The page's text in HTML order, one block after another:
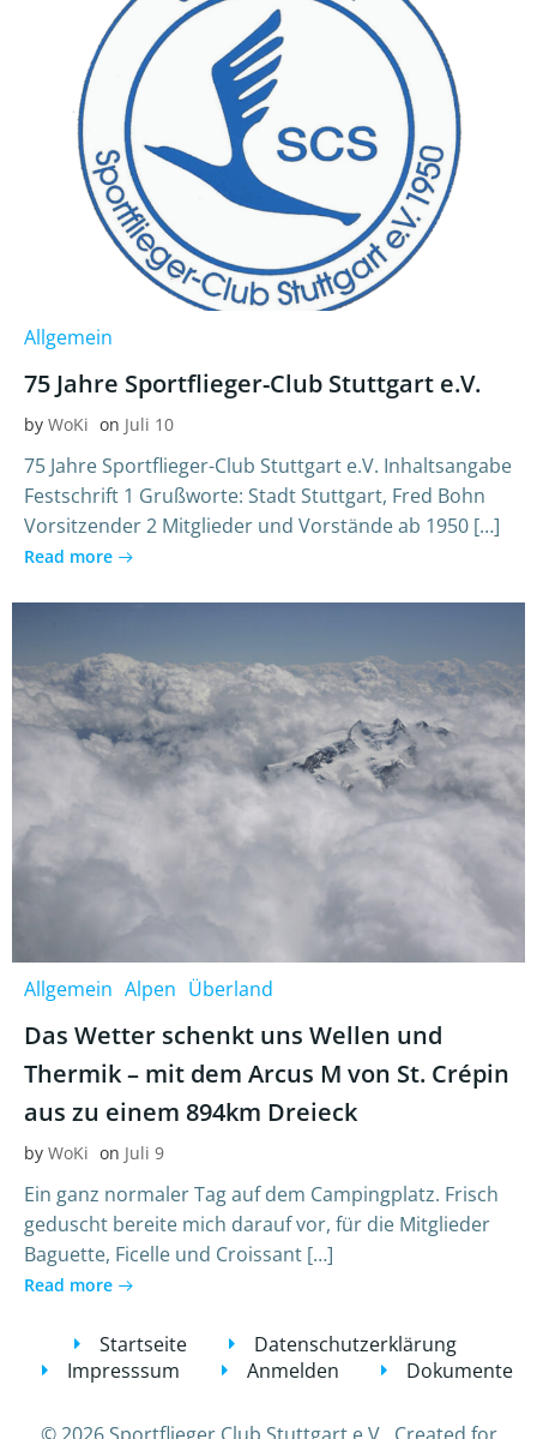
Allgemein
75 Jahre Sportflieger-Club Stuttgart e.V.
by WoKi on Juli 10
75 Jahre Sportflieger-Club Stuttgart e.V. Inhaltsangabe
Festschrift 1 Grußworte: Stadt Stuttgart, Fred Bohn
Vorsitzender 2 Mitglieder und Vorstände ab 1950 […]
Read more
Allgemein Alpen Überland
Das Wetter schenkt uns Wellen und
Thermik – mit dem Arcus M von St. Crépin
aus zu einem 894km Dreieck
by WoKi on Juli 9
Ein ganz normaler Tag auf dem Campingplatz. Frisch
geduscht bereite mich darauf vor, für die Mitglieder
Baguette, Ficelle und Croissant […]
Read more
Startseite
Datenschutzerklärung
Impresssum
Anmelden Dokumente